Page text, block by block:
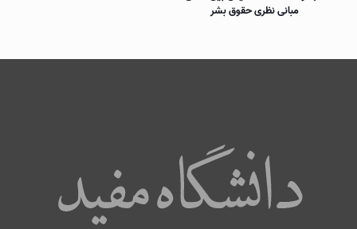
مبانی نظری حقوق بشر